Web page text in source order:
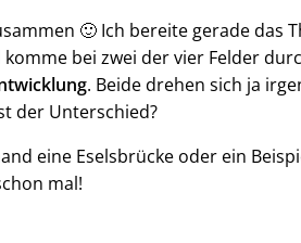
🙂 Ich bereite gerade das
bei zwei der vier Felder
. Beide drehen sich ja
der Unterschied?
eine Eselsbrücke oder ein
mal!